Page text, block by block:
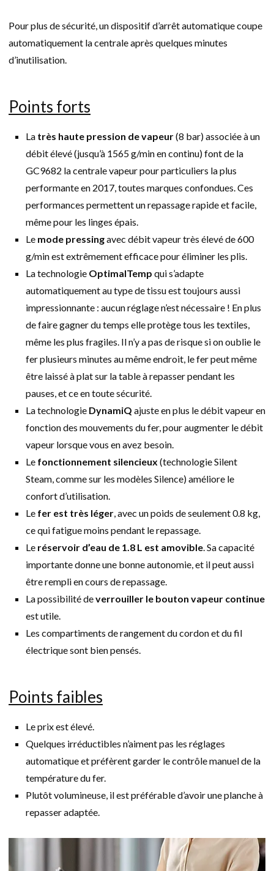
Pour plus de sécurité, un dispositif d’arrêt automatique coupe
automatiquement la centrale après quelques minutes
d’inutilisation.
Points forts
La très haute pression de vapeur(8 bar) associée à un
débit élevé (jusqu’à 1565 g/min en continu) font de la
GC9682 la centrale vapeur pour particuliers la plus
performante en 2017, toutes marques confondues. Ces
performances permettent un repassage rapide et facile,
même pour les linges épais.
Le mode pressingavec débit vapeur très élevé de 600
g/min est extrêmement efficace pour éliminer les plis.
La technologie OptimalTemp qui s’adapte
automatiquement au type de tissu est toujours aussi
impressionnante : aucun réglage n’est nécessaire ! En plus
de faire gagner du temps elle protège tous les textiles,
même les plus fragiles. Il n’y a pas de risque si on oublie le
fer plusieurs minutes au même endroit, le fer peut même
être laissé à plat sur la table à repasser pendant les
pauses, et ce en toute sécurité.
La technologie DynamiQ ajuste en plus le débit vapeur en
fonction des mouvements du fer, pour augmenter le débit
vapeur lorsque vous en avez besoin.
Le fonctionnement silencieux (technologie Silent
Steam, comme sur les modèles Silence) améliore le
confort d’utilisation.
Le fer est très léger, avec un poids de seulement 0.8 kg,
ce qui fatigue moins pendant le repassage.
Le réservoir d’eau de 1.8 L est amovible. Sa capacité
importante donne une bonne autonomie, et il peut aussi
être rempli en cours de repassage.
La possibilité deverrouiller le bouton vapeur continue
est utile.
Les compartiments de rangement du cordon et du fil
électrique sont bien pensés.
Points faibles
Le prix est élevé.
Quelques irréductibles n’aiment pas les réglages
automatique et préfèrent garder le contrôle manuel de la
température du fer.
Plutôt volumineuse, il est préférable d’avoir une planche à
repasser adaptée.